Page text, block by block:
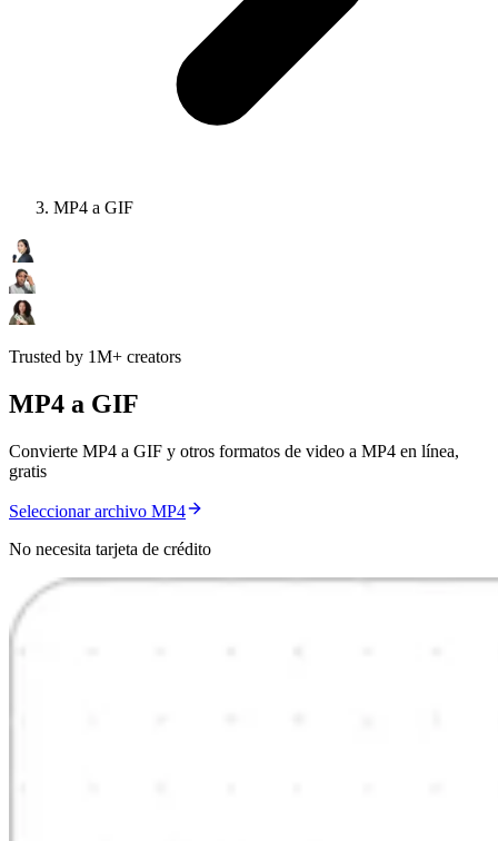
MP4 a GIF
Trusted by 1M+ creators
MP4 a GIF
Convierte MP4 a GIF y otros formatos de video a MP4 en línea,
gratis
Seleccionar archivo MP4
No necesita tarjeta de crédito